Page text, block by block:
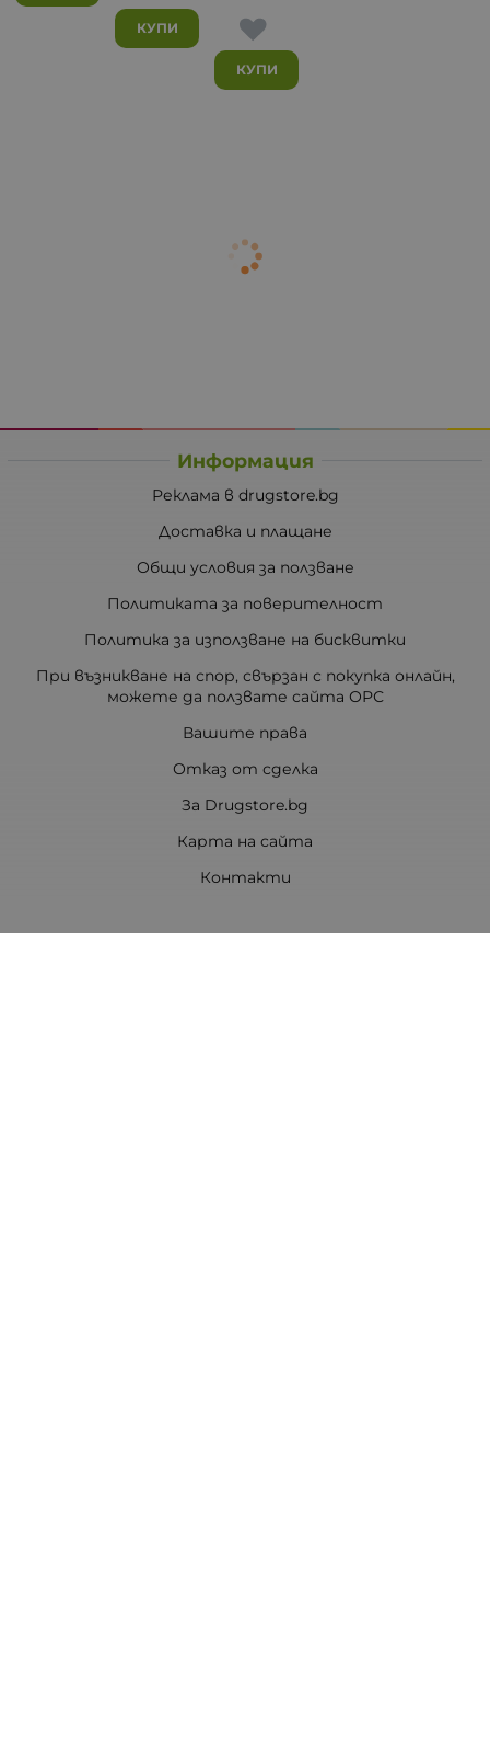
КУПИ
КУПИ
Информация
Реклама в drugstore.bg
Доставка и плащане
Общи условия за ползване
Политиката за поверителност
Политика за използване на бисквитки
При възникване на спор, свързан с покупка онлайн,
можете да ползвате сайта ОРС
Вашите права
Отказ от сделка
За Drugstore.bg
Карта на сайта
Контакти